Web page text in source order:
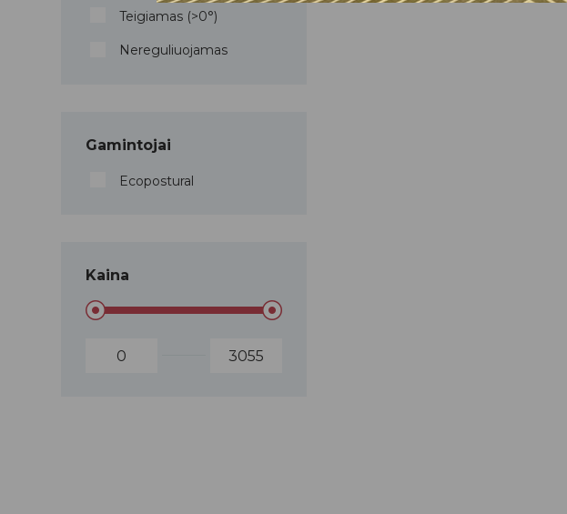
Teigiamas (>0°)
Nereguliuojamas
Gamintojai
Ecopostural
Kaina